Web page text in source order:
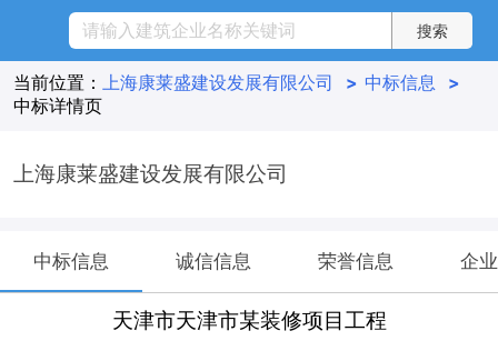
当前位置： 上海康莱盛建设发展有限公司 > 中标信息
>
中标详情页
上海康莱盛建设发展有限公司
中标信息 诚信信息 荣誉信息 企
天津市天津市某装修项目工程